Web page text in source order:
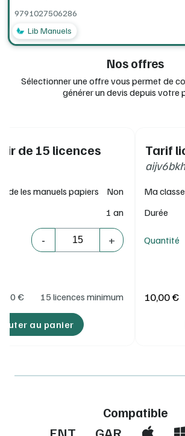
9791027506286
Lib Manuels
Nos offres
Sélectionner une offre vous permet de
générer un devis depuis votre
de 15 licences
les manuels papiers
Non
1 an
-
Quantité
+
€ 15 licences minimum
au panier
Tarif
aijv6bkh
Ma
Durée
Quantité
10,00 €
Compatible